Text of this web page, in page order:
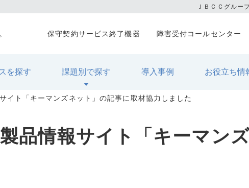
ＪＢＣＣグルー
を探す 課題別で探す 導入事例 お役立ち情
保守契約サービス終了機器 障害受付コールセンター
イト「キーマンズネット」の記事に取材協力しました
品情報サイト「キーマン